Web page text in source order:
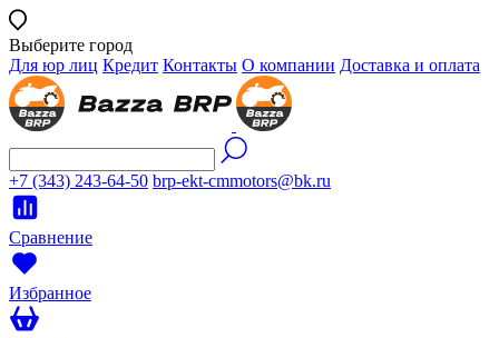
Выберите город
Для юр лиц Кредит Контакты О компании Доставка и оплата
+7 (343) 243-64-50 brp-ekt-cmmotors@bk.ru
Сравнение
Избранное